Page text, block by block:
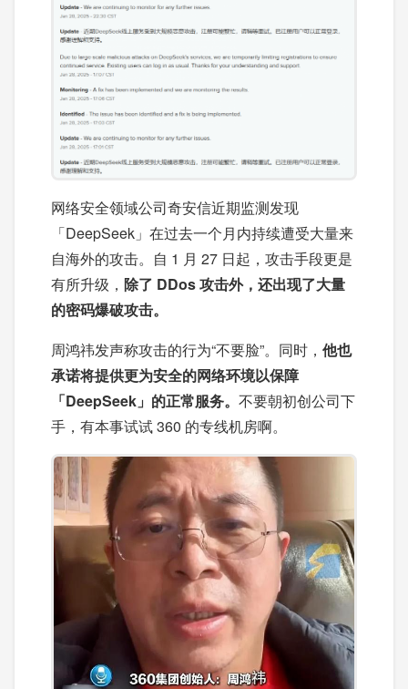
网络安全领域公司奇安信近期监测发现
「DeepSeek」在过去一个月内持续遭受大量来
自海外的攻击。自 1 月 27 日起，攻击手段更是
有所升级， 除了 DDos 攻击外，还出现了大量
的密码爆破攻击。
周鸿祎发声称攻击的行为“不要脸”。同时， 他也
承诺将提供更为安全的网络环境以保障
「DeepSeek」的正常服务。 不要朝初创公司下
手，有本事试试 360 的专线机房啊。